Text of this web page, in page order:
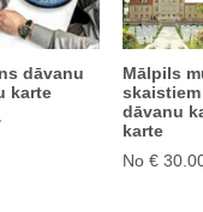
dāvanu
karte
Mālpils
dāvanu
karte
No €